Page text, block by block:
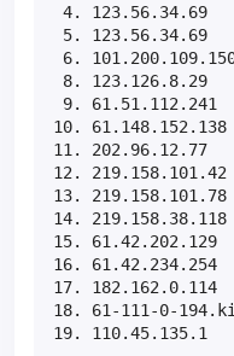
4.
5.
6.
8.
9.
10.
11.
12.
13.
14.
15.
16.
17.
18. 61-111-0-
19.